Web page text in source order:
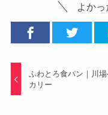
よかっ
ふわとろ食パン｜川場
カリー